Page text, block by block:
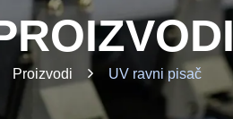
Proizvodi UV ravni pisač